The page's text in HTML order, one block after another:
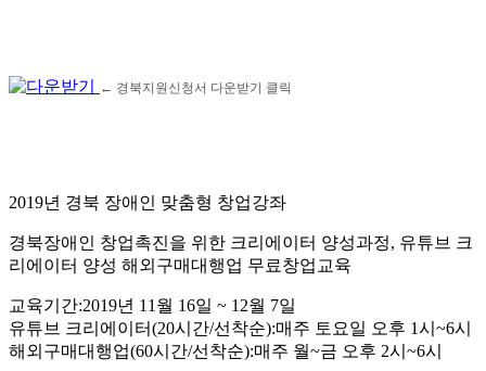
← 경북지원신청서 다운받기 클릭
2019년 경북 장애인 맞춤형 창업강좌
경북장애인 창업촉진을 위한 크리에이터 양성과정, 유튜브 크
리에이터 양성 해외구매대행업 무료창업교육
교육기간:2019년 11월 16일 ~ 12월 7일
유튜브 크리에이터(20시간/선착순):매주 토요일 오후 1시~6시
해외구매대행업(60시간/선착순):매주 월~금 오후 2시~6시